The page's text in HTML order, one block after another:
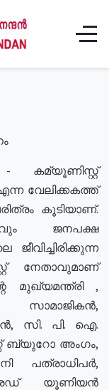
- കമ്യൂണിസ്റ്റ്
വേലിക്കകത്ത്
കൂടിയാണ്.
ജനപക്ഷ
നേതാവുമാണ്
മുഖ്യമന്ത്രി ,
സാമാജികൻ,
സി. പി. ഐ.
ബ്യുറോ അംഗം,
പത്രാധിപർ,
യൂണിയൻ